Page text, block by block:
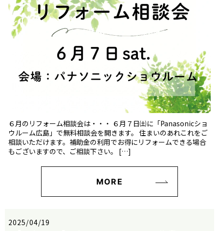
６月のリフォーム相談会は・・・ ６月７日㈯に「Panasonicショ
ウルーム広島」で無料相談会を開きます。 住まいのあれこれをご
相談いただけます。補助金の利用でお得にリフォームできる場合
もございますので、ご相談下さい。 […]
MORE
2025/04/19